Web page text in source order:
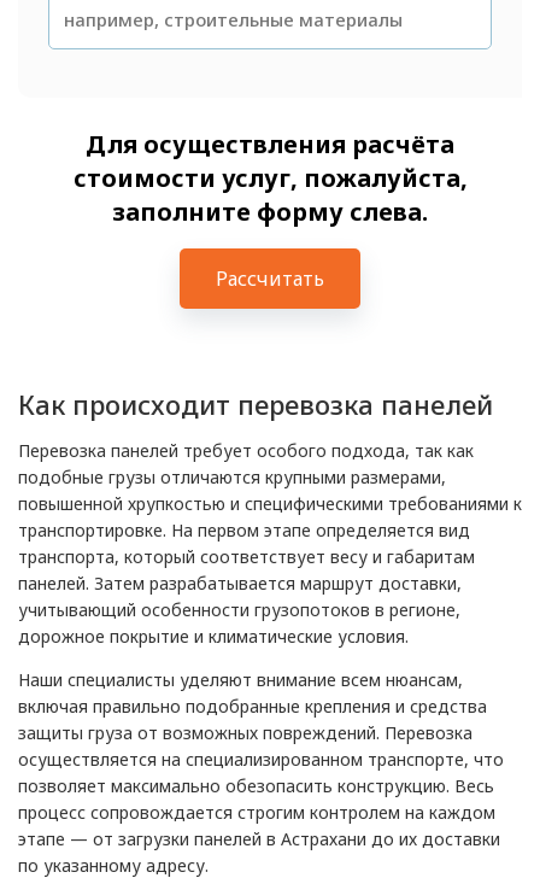
Для осуществления расчёта
стоимости услуг, пожалуйста,
заполните форму слева.
Рассчитать
Как происходит перевозка панелей
Перевозка панелей требует особого подхода, так как
подобные грузы отличаются крупными размерами,
повышенной хрупкостью и специфическими требованиями к
транспортировке. На первом этапе определяется вид
транспорта, который соответствует весу и габаритам
панелей. Затем разрабатывается маршрут доставки,
учитывающий особенности грузопотоков в регионе,
дорожное покрытие и климатические условия.
Наши специалисты уделяют внимание всем нюансам,
включая правильно подобранные крепления и средства
защиты груза от возможных повреждений. Перевозка
осуществляется на специализированном транспорте, что
позволяет максимально обезопасить конструкцию. Весь
процесс сопровождается строгим контролем на каждом
этапе — от загрузки панелей в Астрахани до их доставки
по указанному адресу.